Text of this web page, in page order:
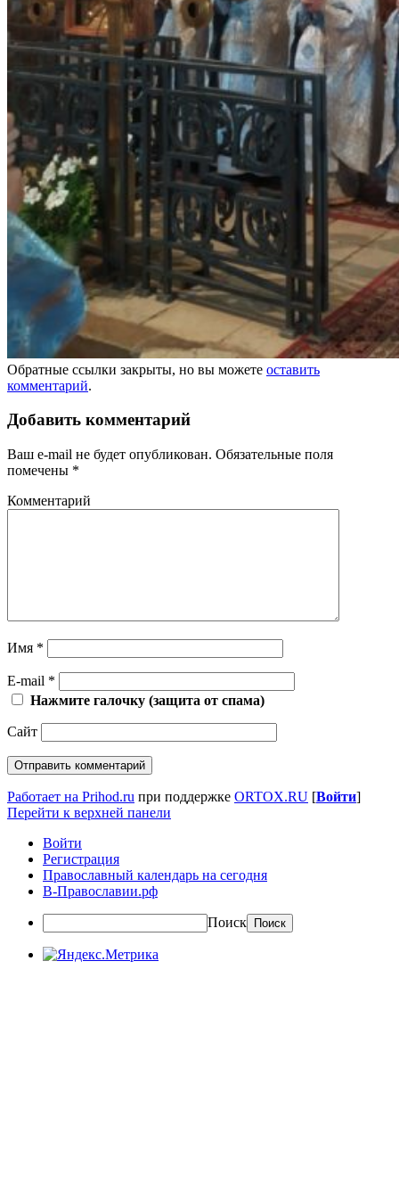
Обратные ссылки закрыты, но вы можете оставить
комментарий.
Добавить комментарий
Ваш e-mail не будет опубликован. Обязательные поля
помечены *
Комментарий
Имя *
E-mail *
Нажмите галочку (защита от спама)
Сайт
Работает на Prihod.ru при поддержке ORTOX.RU [Войти]
Перейти к верхней панели
Войти
Регистрация
Православный календарь на сегодня
В-Православии.рф
Поиск